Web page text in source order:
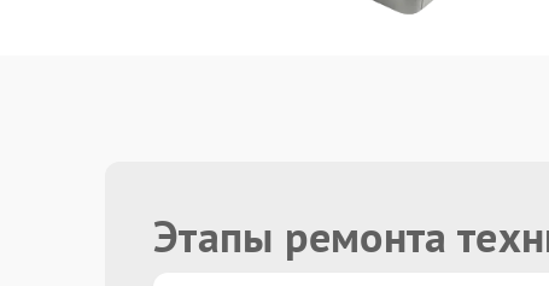
Этапы ремонта